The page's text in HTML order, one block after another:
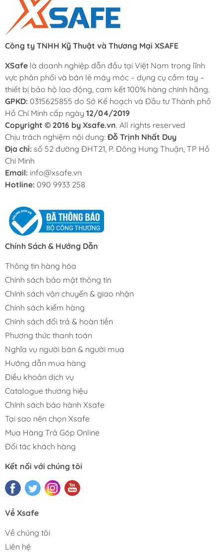
Công ty TNHH Kỹ Thuật và Thương Mại XSAFE
XSafe là doanh nghiệp dẫn đầu tại Việt Nam trong lĩnh
vực phân phối và bán lẻ máy móc – dụng cụ cầm tay –
thiết bị bảo hộ lao động, cam kết 100% hàng chính hãng.
GPKD: 0315625855 do Sở Kế hoạch và Đầu tư Thành phố
Hồ Chí Minh cấp ngày 12/04/2019
Copyright © 2016 by Xsafe.vn. All rights reserved
Chịu trách nghiệm nội dung: Đỗ Trịnh Nhất Duy
Địa chỉ: số 52 đường ĐHT21, P. Đông Hưng Thuận, TP Hồ
Chí Minh
Email: info@xsafe.vn
Hotline: 090 9933 258
Chính Sách & Hướng Dẫn
Thông tin hàng hóa
Chính sách bảo mật thông tin
Chính sách vận chuyển & giao nhận
Chính sách kiểm hàng
Chính sách đổi trả & hoàn tiền
Phương thức thanh toán
Nghĩa vụ người bán & người mua
Hướng dẫn mua hàng
Điều khoản dịch vụ
Catalogue thương hiệu
Chính sách bảo hành Xsafe
Tại sao nên chọn Xsafe
Mua Hàng Trả Góp Online
Đối tác khách hàng
Kết nối với chúng tôi
Về Xsafe
Về chúng tôi
Liên hệ